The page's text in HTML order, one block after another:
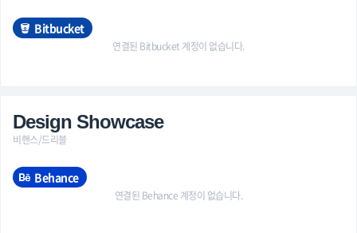
Bitbucket
연결된 Bitbucket 계정이 없습니다.
Design Showcase
비핸스/드리블
Behance
연결된 Behance 계정이 없습니다.